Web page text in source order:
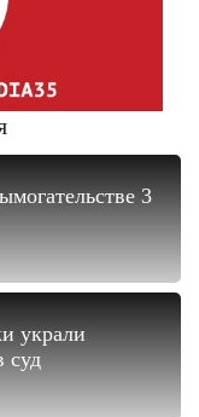
3
украли
суд